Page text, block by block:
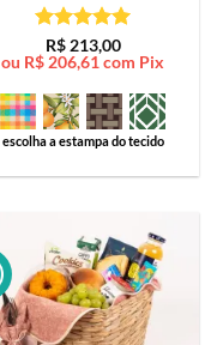
Avaliação5
de 5
R$213,00
ou R$ 206,61 com Pix
escolha a estampa do tecido